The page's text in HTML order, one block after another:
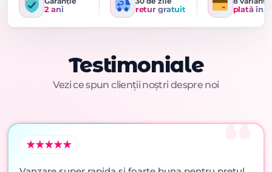
2 ani retur gratuit plată în
Testimoniale
Vezi ce spun clienții noștri despre noi